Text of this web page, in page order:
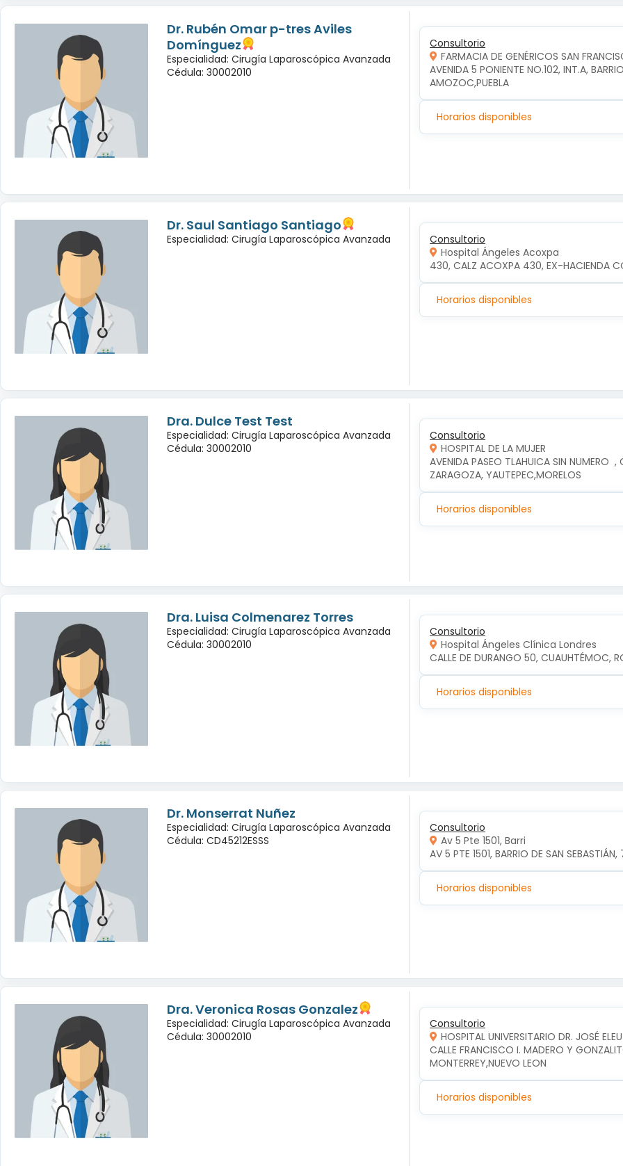
Dr. Rubén Omar p-tres Aviles
Domínguez
Especialidad: Cirugía Laparoscópica Avanzada
Cédula: 30002010
Consultorio
FARMACIA DE GENÉRICOS SAN
AVENIDA 5 PONIENTE NO.102, INT.A,
AMOZOC,PUEBLA
Horarios disponibles
Dr. Saul Santiago Santiago
Especialidad: Cirugía Laparoscópica Avanzada
Consultorio
Hospital Ángeles Acoxpa
430, CALZ ACOXPA 430, EX-HACIENDA
Horarios disponibles
Dra. Dulce Test Test
Especialidad: Cirugía Laparoscópica Avanzada
Cédula: 30002010
Consultorio
HOSPITAL DE LA MUJER
AVENIDA PASEO TLAHUICA SIN NUMERO
ZARAGOZA, YAUTEPEC,MORELOS
Horarios disponibles
Dra. Luisa Colmenarez Torres
Especialidad: Cirugía Laparoscópica Avanzada
Cédula: 30002010
Consultorio
Hospital Ángeles Clínica Londres
CALLE DE DURANGO 50, CUAUHTÉMOC,
Horarios disponibles
Dr. Monserrat Nuñez
Especialidad: Cirugía Laparoscópica Avanzada
Cédula: CD45212ESSS
Consultorio
Av 5 Pte 1501, Barri
AV 5 PTE 1501, BARRIO DE SAN
Horarios disponibles
Dra. Veronica Rosas Gonzalez
Especialidad: Cirugía Laparoscópica Avanzada
Cédula: 30002010
Consultorio
HOSPITAL UNIVERSITARIO DR. JOSÉ
CALLE FRANCISCO I. MADERO Y
MONTERREY,NUEVO LEON
Horarios disponibles